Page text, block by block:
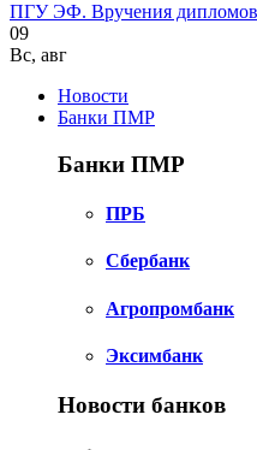
ПГУ ЭФ. Вручения дипломов
09
Вс, авг
Новости
Банки ПМР
Банки ПМР
ПРБ
Сбербанк
Агропромбанк
Эксимбанк
Новости банков